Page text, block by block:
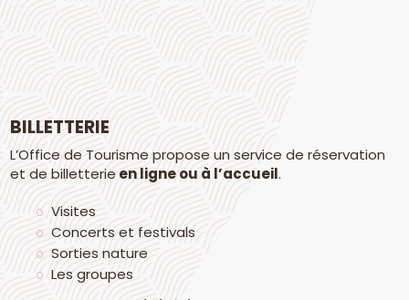
BILLETTERIE
L’Office de Tourisme propose un service de réservation
et de billetterieen ligne ou à l’accueil.
Visites
Concerts et festivals
Sorties nature
Les groupes